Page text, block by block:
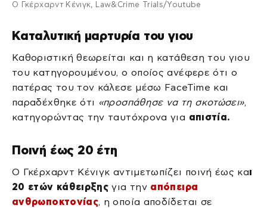
Ο Γκέρχαρντ Κένιγκ, Law&Crime Trials/Youtube
Καταλυτική μαρτυρία του γιου
Καθοριστική θεωρείται και η κατάθεση του γιου
του κατηγορουμένου, ο οποίος ανέφερε ότι ο
πατέρας του τον κάλεσε μέσω FaceTime και
παραδέχθηκε ότι «προσπάθησε να τη σκοτώσει»,
κατηγορώντας την ταυτόχρονα για απιστία.
Ποινή έως 20 έτη
Ο Γκέρχαρντ Κένιγκ αντιμετωπίζει ποινή έως και
20 ετών κάθειρξης για την απόπειρα
ανθρωποκτονίας, η οποία αποδίδεται σε